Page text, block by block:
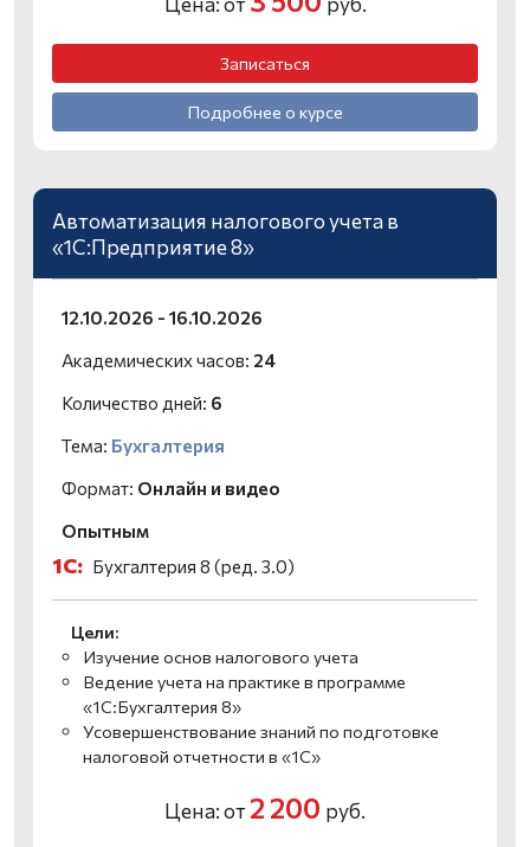
Записаться
Подробнее о курсе
Автоматизация налогового учета в
«1С:Предприятие 8»
12.10.2026 - 16.10.2026
Академических часов: 24
Количество дней: 6
Тема: Бухгалтерия
Формат: Онлайн и видео
Опытным
1С: Бухгалтерия 8 (ред. 3.0)
Цели:
Изучение основ налогового учета
Ведение учета на практике в программе
«1С:Бухгалтерия 8»
Усовершенствование знаний по подготовке
налоговой отчетности в «1С»
Цена: от2 200 руб.